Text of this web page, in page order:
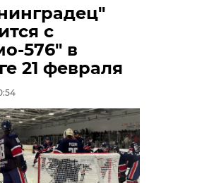
с
576" в
21 февраля
и
районы
новые
выставка
и игрушек
в